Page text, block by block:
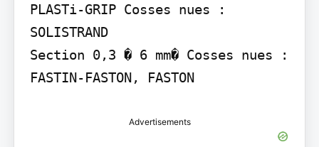
PLASTi-GRIP Cosses nues :
SOLISTRAND
Section 0,3 � 6 mm� Cosses nues :
FASTIN-FASTON, FASTON
Advertisements